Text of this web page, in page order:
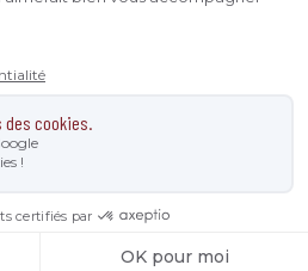
Tous droits réservés © -Mentions